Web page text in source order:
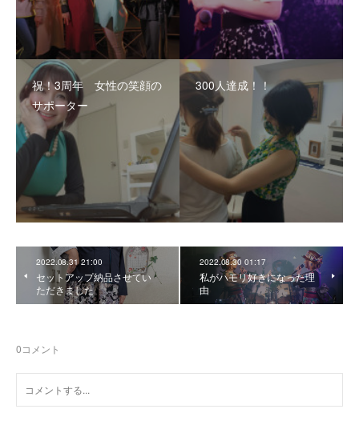
祝！3周年 女性の笑顔の
サポーター
300人達成！！
2022.08.31 21:00
セットアップ納品させてい
ただきました
2022.08.30 01:17
私がハモリ好きになった理
由
0コメント